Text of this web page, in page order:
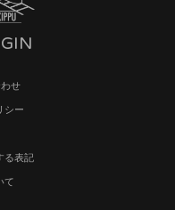
せ
シー
る表記
て